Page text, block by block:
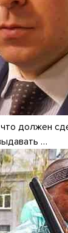
должен
…